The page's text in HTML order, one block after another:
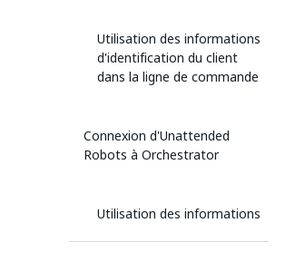
Utilisation des informations
d'identification du client
dans la ligne de commande
Connexion d'Unattended
Robots à Orchestrator
Utilisation des informations